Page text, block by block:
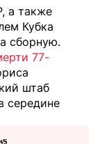
а также
Кубка
сборную.
77-
штаб
середине